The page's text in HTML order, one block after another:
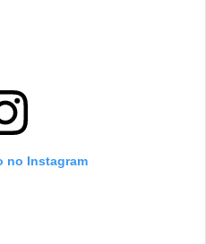
no Instagram